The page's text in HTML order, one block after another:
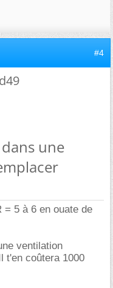
#4
une
= 5 à 6 en ouate de
ventilation
t'en coûtera 1000